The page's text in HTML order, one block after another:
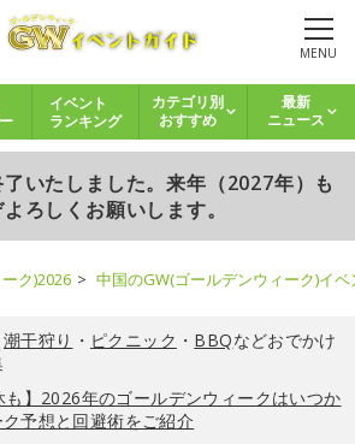
MENU
イベント
ランキング
カテゴリ別
おすすめ
最新
ニュース
いたしました。来年（2027年）も
ろしくお願いします。
ク)2026 中国のGW(ゴールデンウィーク)イ
潮干狩り ・ ピクニック ・ BBQなどおでかけ
も】2026年のゴールデンウィークはいつか
予想と回避術をご紹介